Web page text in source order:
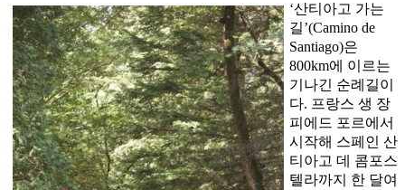
‘산티아고 가는
길’(Camino de
Santiago)은
800km에 이르는
기나긴 순례길이
다. 프랑스 생 장
피에드 포르에서
시작해 스페인 산
티아고 데 콤포스
텔라까지 한 달여